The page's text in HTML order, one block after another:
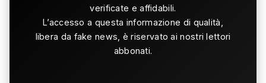
verificate e affidabili.
L’accesso a questa informazione di qualità,
libera da fake news, è riservato ai nostri lettori
abbonati.